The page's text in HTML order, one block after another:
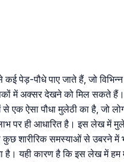
कई पेड़-पौधे पाए जाते हैं, जो
में अक्सर देखने को मिल सकते
से एक ऐसा पौधा मुलेठी का है, जो
पर ही आधारित है। इस लेख में
शारीरिक समस्याओं से उबरने में
है। यही कारण है कि इस लेख में